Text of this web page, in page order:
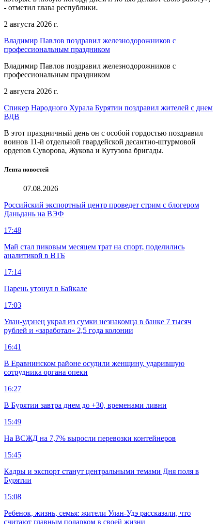
- отметил глава республики.
2 августа 2026 г.
Владимир Павлов поздравил железнодорожников с
профессиональным праздником
Владимир Павлов поздравил железнодорожников с
профессиональным праздником
2 августа 2026 г.
Спикер Народного Хурала Бурятии поздравил жителей с днем
ВДВ
В этот праздничный день он с особой гордостью поздравил
воинов 11-й отдельной гвардейской десантно-штурмовой
орденов Суворова, Жукова и Кутузова бригады.
Лента новостей
07.08.2026
Российский экспортный центр проведет стрим с блогером
Даньдань на ВЭФ
17:48
Май стал пиковым месяцем трат на спорт, поделились
аналитикой в ВТБ
17:14
Парень утонул в Байкале
17:03
Улан-удэнец украл из сумки незнакомца в банке 7 тысяч
рублей и «заработал» 2,5 года колонии
16:41
В Еравнинском районе осудили женщину, ударившую
сотрудника органа опеки
16:27
В Бурятии завтра днем до +30, временами ливни
15:49
На ВСЖД на 7,7% выросли перевозки контейнеров
15:45
Кадры и экспорт станут центральными темами Дня поля в
Бурятии
15:08
Ребенок, жизнь, семья: жители Улан-Удэ рассказали, что
считают главным подарком в своей жизни